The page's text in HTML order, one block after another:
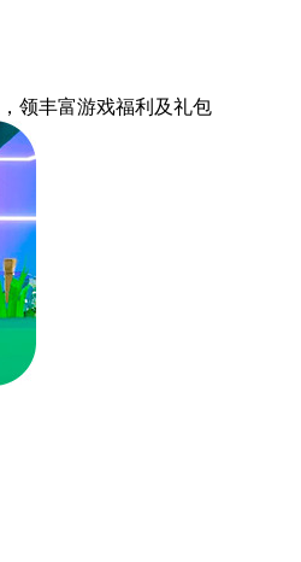
，领丰富游戏福利 及礼包